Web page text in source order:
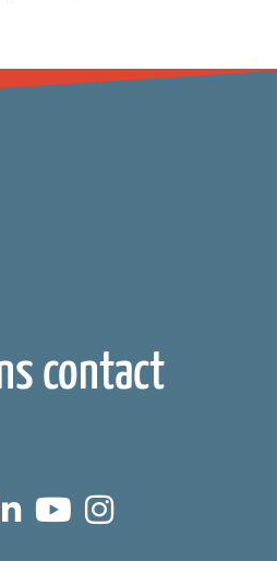
contact